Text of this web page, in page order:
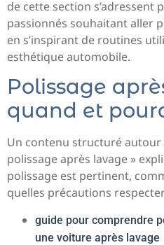
de cette section s’adressent
passionnés souhaitant aller
en s’inspirant de routines
esthétique automobile.
Polissage
quand et
Un contenu structuré autour
polissage après lavage »
polissage est pertinent,
quelles précautions
guide pour comprendre
une voiture après lavage